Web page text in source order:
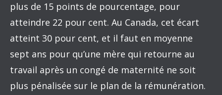
plus de 15 points de pourcentage, pour
atteindre 22 pour cent. Au Canada, cet écart
atteint 30 pour cent, et il faut en moyenne
sept ans pour qu’une mère qui retourne au
travail après un congé de maternité ne soit
plus pénalisée sur le plan de la rémunération.